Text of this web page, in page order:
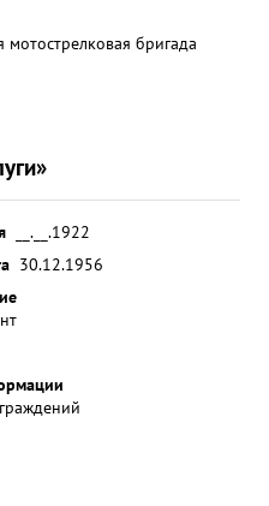
мотострелковая бригада
__.__.1922
30.12.1956